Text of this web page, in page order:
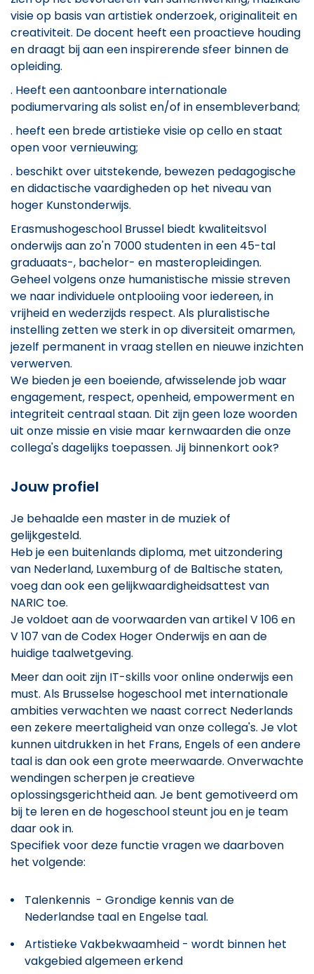
visie op basis van artistiek onderzoek, originaliteit en
creativiteit. De docent heeft een proactieve houding
en draagt bij aan een inspirerende sfeer binnen de
opleiding.
. Heeft een aantoonbare internationale
podiumervaring als solist en/of in ensembleverband;
. heeft een brede artistieke visie op cello en staat
open voor vernieuwing;
. beschikt over uitstekende, bewezen pedagogische
en didactische vaardigheden op het niveau van
hoger Kunstonderwijs.
Erasmushogeschool Brussel biedt kwaliteitsvol
onderwijs aan zo'n 7000 studenten in een 45-tal
graduaats-, bachelor- en masteropleidingen.
Geheel volgens onze humanistische missie streven
we naar individuele ontplooiing voor iedereen, in
vrijheid en wederzijds respect. Als pluralistische
instelling zetten we sterk in op diversiteit omarmen,
jezelf permanent in vraag stellen en nieuwe inzichten
verwerven.
We bieden je een boeiende, afwisselende job waar
engagement, respect, openheid, empowerment en
integriteit centraal staan. Dit zijn geen loze woorden
uit onze missie en visie maar kernwaarden die onze
collega's dagelijks toepassen. Jij binnenkort ook?
Jouw profiel
Je behaalde een master in de muziek of
gelijkgesteld.
Heb je een buitenlands diploma, met uitzondering
van Nederland, Luxemburg of de Baltische staten,
voeg dan ook een gelijkwaardigheidsattest van
NARIC toe.
Je voldoet aan de voorwaarden van artikel V 106 en
V 107 van de Codex Hoger Onderwijs en aan de
huidige taalwetgeving.
Meer dan ooit zijn IT-skills voor online onderwijs een
must. Als Brusselse hogeschool met internationale
ambities verwachten we naast correct Nederlands
een zekere meertaligheid van onze collega's. Je vlot
kunnen uitdrukken in het Frans, Engels of een andere
taal is dan ook een grote meerwaarde. Onverwachte
wendingen scherpen je creatieve
oplossingsgerichtheid aan. Je bent gemotiveerd om
bij te leren en de hogeschool steunt jou en je team
daar ook in.
Specifiek voor deze functie vragen we daarboven
het volgende:
Talenkennis - Grondige kennis van de
Nederlandse taal en Engelse taal.
Artistieke Vakbekwaamheid - wordt binnen het
vakgebied algemeen erkend